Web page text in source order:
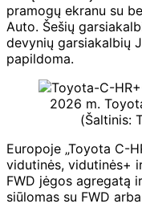
pramogų ekranu su
Auto. Šešių
devynių garsiakalbių
papildoma.
2026 m.
(Šaltinis:
Europoje „Toyota C-
vidutinės, vidutinės+
FWD jėgos agregatą
siūlomas su FWD